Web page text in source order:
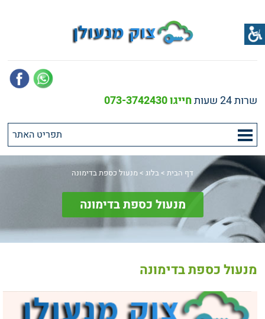
שרות 24 שעות חייגו 073-3742430
דף הבית >בלוג >מנעול כספת בדימונה
מנעול כספת בדימונה
מנעול כספת בדימונה